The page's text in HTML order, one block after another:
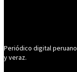
Periódico digital
y veraz.